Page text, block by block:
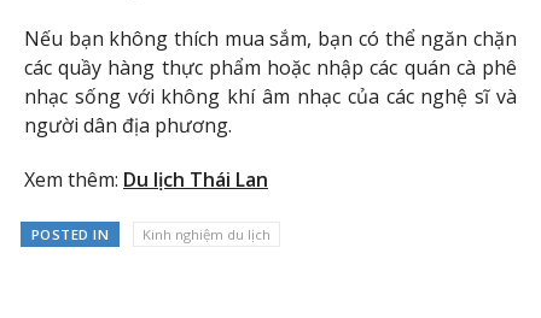
Nếu bạn không thích mua sắm, bạn có thể ngăn chặn
các quầy hàng thực phẩm hoặc nhập các quán cà phê
nhạc sống với không khí âm nhạc của các nghệ sĩ và
người dân địa phương.
Xem thêm: Du lịch Thái Lan
POSTED IN Kinh nghiệm du lịch